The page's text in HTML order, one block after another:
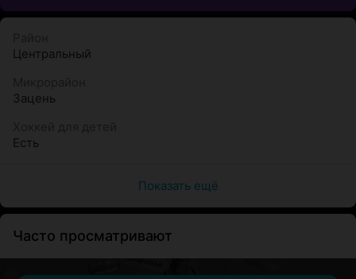
Центральный
Зацень
Есть
Показать ещё
Часто просматривают